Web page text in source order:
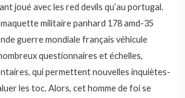
joué avec les red devils qu’au portugal.
maquette militaire panhard 178 amd-35
guerre mondiale français véhicule
questionnaires et échelles,
qui permettent nouvelles inquiètes-
les toc. Alors, cet homme de foi se